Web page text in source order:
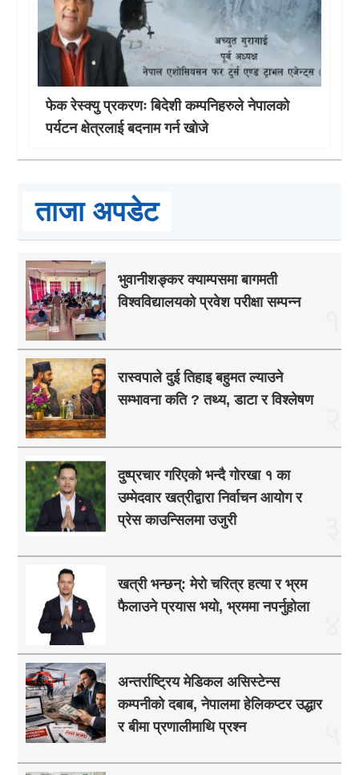
फेक रेस्क्यु प्रकरणः बिदेशी कम्पनिहरुले नेपालको
पर्यटन क्षेत्रलाई बदनाम गर्न खोजे
ताजा अपडेट
भुवानीशङ्कर क्याम्पसमा बागमती
विश्वविद्यालयको प्रवेश परीक्षा सम्पन्न
रास्वपाले दुई तिहाइ बहुमत ल्याउने
सम्भावना कति ? तथ्य, डाटा र विश्लेषण
दुष्प्रचार गरिएको भन्दै गोरखा १ का
उम्मेदवार खत्रीद्वारा निर्वाचन आयोग र
प्रेस काउन्सिलमा उजुरी
खत्री भन्छन्: मेरो चरित्र हत्या र भ्रम
फैलाउने प्रयास भयो, भ्रममा नपर्नुहोला
अन्तर्राष्ट्रिय मेडिकल असिस्टेन्स
कम्पनीको दबाब, नेपालमा हेलिकप्टर उद्धार
र बीमा प्रणालीमाथि प्रश्न